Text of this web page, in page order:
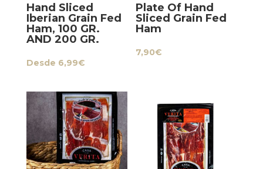
Hand Sliced
Iberian Grain Fed
Ham, 100 GR.
AND 200 GR.
Desde 6,99€
Plate Of Hand
Sliced Grain Fed
Ham
7,90€